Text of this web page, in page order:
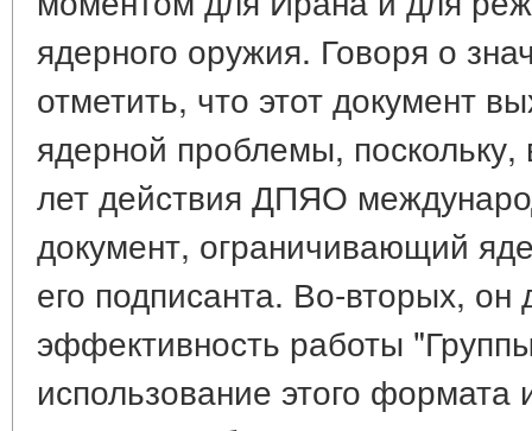
ядерного оружия. Говоря о
отметить, что этот документ
ядерной проблемы,
лет действия ДПЯО
документ, ограничивающий
его подписанта. Во-вторых, он
эффективность работы
использование этого